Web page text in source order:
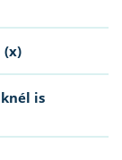
(x)
is